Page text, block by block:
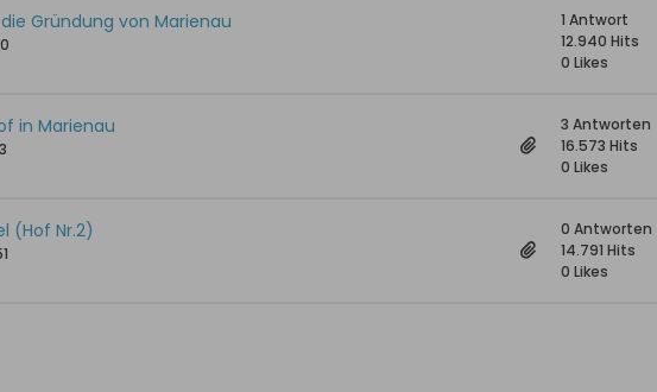
Gründung von Marienau
1 Antwort
12.940 Hits
0 Likes
in Marienau
3 Antworten
16.573 Hits
0 Likes
(Hof Nr.2)
0 Antworten
14.791 Hits
0 Likes